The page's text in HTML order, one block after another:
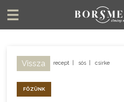
Vissza recept sós csirke
FŐZÜNK